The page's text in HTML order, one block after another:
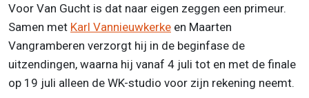
Voor Van Gucht is dat naar eigen zeggen een primeur.
Samen met Karl Vannieuwkerke en Maarten
Vangramberen verzorgt hij in de beginfase de
uitzendingen, waarna hij vanaf 4 juli tot en met de finale
op 19 juli alleen de WK-studio voor zijn rekening neemt.